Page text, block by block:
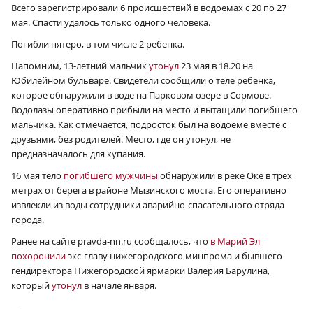
Всего зарегистрировали 6 происшествий в водоемах с 20 по 27
мая. Спасти удалось только одного человека.
Погибли пятеро, в том числе 2 ребенка.
Напомним, 13-летний мальчикутонул23 мая в 18.20 на
Юбилейном бульваре. Свидетели сообщили о теле ребенка,
которое обнаружили в воде на Парковом озере в Сормове.
Водолазы оперативно прибыли на место и вытащили погибшего
мальчика. Как отмечается, подросток был на водоеме вместе с
друзьями, без родителей. Место, где он утонул, не
предназначалось для купания.
16 мая тело погибшего мужчины обнаружили в реке Оке в трех
метрах от берега в районе Мызинского моста. Его оперативно
извлекли из воды сотрудники аварийно-спасательного отряда
города.
Ранее на сайте pravda-nn.ru сообщалось, что в Марий Эл
похоронилиэкс-главу нижегородского минпрома и бывшего
гендиректора Нижегородской ярмарки Валерия Барулина,
которыйутонул в начале января.